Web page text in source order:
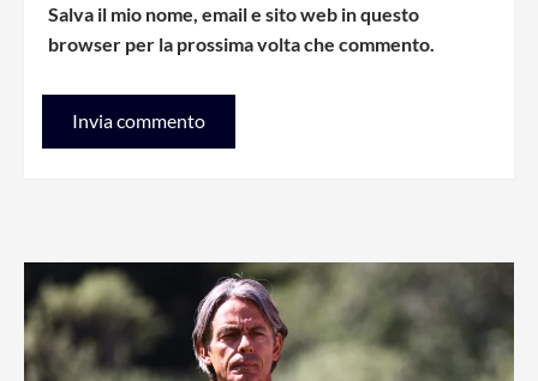
Salva il mio nome, email e sito web in questo
browser per la prossima volta che commento.